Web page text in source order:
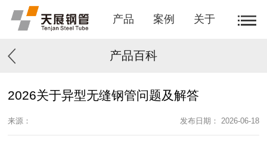
产品 案例 关于
产品百科
2026关于异型无缝钢管问题及解答
来源： 发布日期： 2026-06-18